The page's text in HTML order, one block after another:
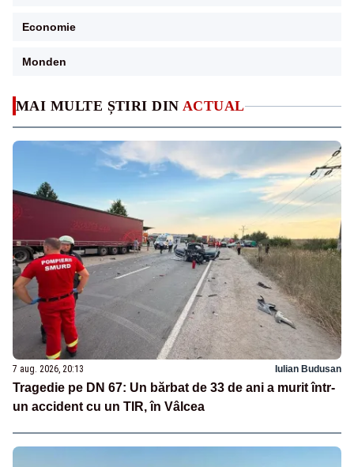
MAI MULTE ȘTIRI DIN ACTUAL
7 aug. 2026, 20:13 Iulian Budusan
Tragedie pe DN 67: Un bărbat de 33 de ani a murit într-
un accident cu un TIR, în Vâlcea
Economie
Monden